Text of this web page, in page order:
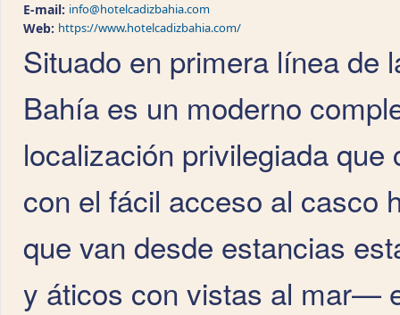
E-mail: info@hotelcadizbahia.com
Web: https://www.hotelcadizbahia.com/
Situado en primera línea de
Bahía es un moderno
localización privilegiada
con el fácil acceso al casco
que van desde estancias
y áticos con vistas al mar—